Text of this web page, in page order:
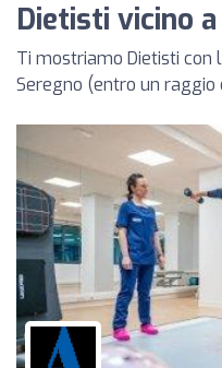
Dietisti vicino
Ti mostriamo Dietisti con
Seregno (entro un raggio